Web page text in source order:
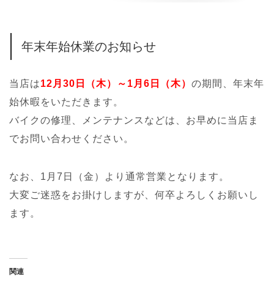
年末年始休業のお知らせ
当店は12月30日（木）～1月6日（木） の期間、年末年
始休暇をいただきます。
バイクの修理、メンテナンスなどは、お早めに当店ま
でお問い合わせください。
なお、1月7日（金）より通常営業となります。
大変ご迷惑をお掛けしますが、何卒よろしくお願いし
ます。
関連